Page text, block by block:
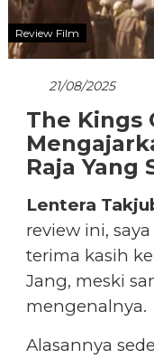
Review Film
21/08/2025
The Kings
Raja Yang
Lentera
review ini,
terima kasih
Jang, meski
mengenalnya.
Alasannya